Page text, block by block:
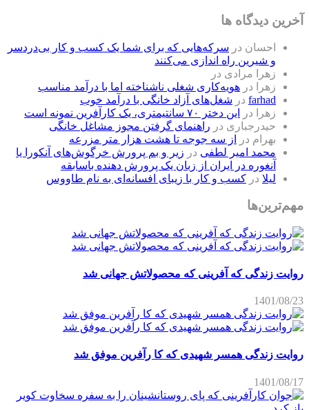
آخرین دیدگاه ها
احسان در سرکه‌هایی که برای شما یک کسب و کار بی‌دردسر
و شیرین راه اندازی می‌کنند
زهرا مرادی در
زهرا
در هویه‌کاری شغلی ناشناخته اما با درآمد مناسب
farhad در شغل‌های آزاد خانگی با درآمد خوب
زهرا
در
این دختر ۷۰ سانتیمتری، یک کارآفرین نمونه است
حیدرجباری در راهنمای گرفتن مجوز مشاغل خانگی
بهرام در
از سه جوجه تا هشت هزار متر مزرعه
محمد امیر لطفی در زیر و بم پرورش خرگوش‌های آنکورا یا
آنغوره در ایران از زبان یک پرورش دهنده باسابقه
لیلا در کسب و کار با زیبای افسانه‌ای به نام طاووس
مهم‌ترین‌ها
روایت زندگی که آفرینی که محصولاتش جهانی شد
1401/08/23
روایت زندگی همسر شهیدی که کا رآفرین موفق شد
1401/08/17